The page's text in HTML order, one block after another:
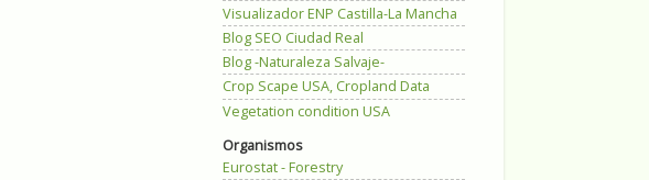
Visualizador ENP Castilla-La Mancha
Blog SEO Ciudad Real
Blog -Naturaleza Salvaje-
Crop Scape USA, Cropland Data
Vegetation condition USA
Organismos
Eurostat - Forestry